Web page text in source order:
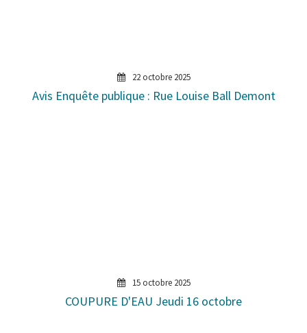
22 octobre 2025
Avis Enquête publique : Rue Louise Ball Demont
15 octobre 2025
COUPURE D'EAU Jeudi 16 octobre